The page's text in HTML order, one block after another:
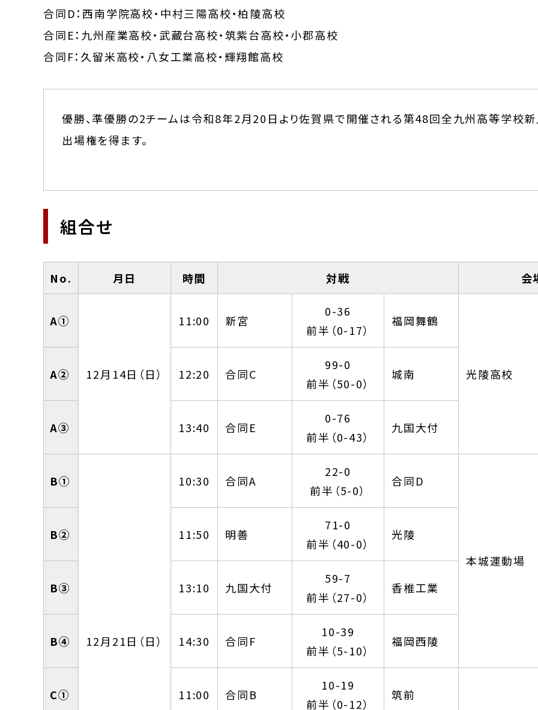
合同D：西南学院高校・中村三陽高校・柏陵高校
合同E：九州産業高校・武蔵台高校・筑紫台高校・小郡高校
合同F：久留米高校・八女工業高校・輝翔館高校
優勝、準優勝の2チームは令和8年2月20日より佐賀県で開催される第48回全九州高等学校
出場権を得ます。
組合せ
No. 月日 時間 対戦 会
A①
12月14日（日）
11:00 新宮
0-36
前半（0-17）
福岡舞鶴
光陵高校
A② 12:20 合同C
99-0
前半（50-0）
城南
A③ 13:40 合同E
0-76
前半（0-43）
九国大付
B①
12月21日（日）
10:30 合同A
22-0
前半（5-0）
合同D
本城運動場
B② 11:50 明善
71-0
前半（40-0）
光陵
B③ 13:10 九国大付
59-7
前半（27-0）
香椎工業
B④ 14:30 合同F
10-39
前半（5-10）
福岡西陵
C① 11:00 合同B
10-19
前半（0-12）
筑前